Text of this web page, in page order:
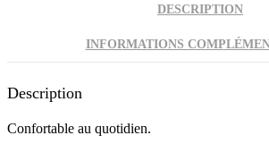
DESCRIPTION
INFORMATIONS
Description
Confortable au quotidien.